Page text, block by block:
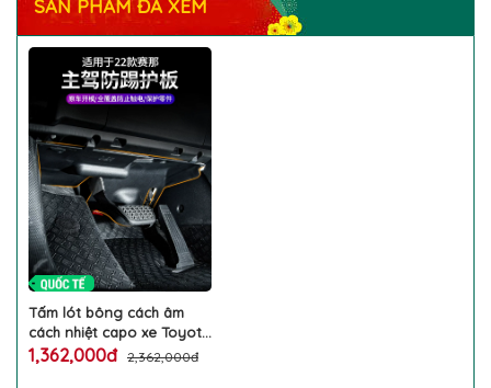
SẢN PHẨM ĐÃ XEM
Tấm lót bông cách âm
cách nhiệt capo xe Toyota
Sienna giảm tiếng chống
1,362,000đ 2,362,000đ